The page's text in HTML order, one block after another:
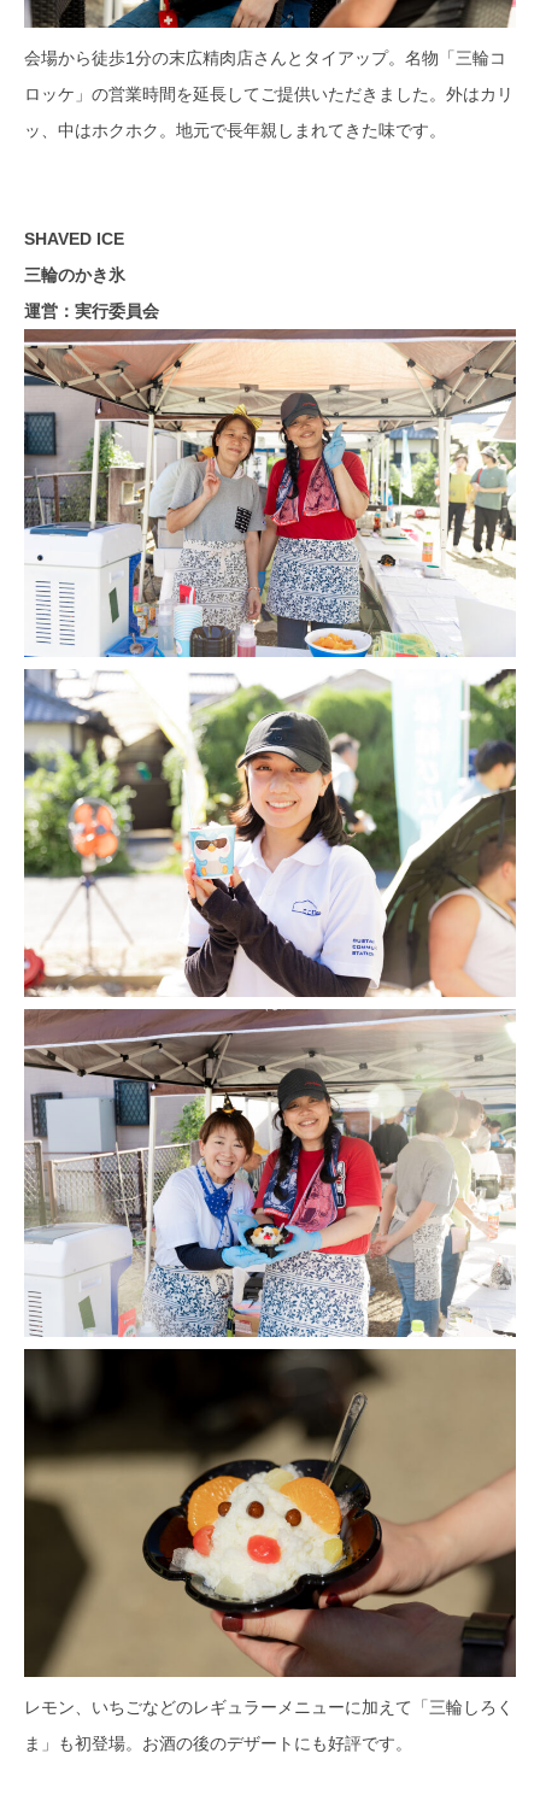
会場から徒歩1分の末広精肉店さんとタイアップ。名物「三輪コ
ロッケ」の営業時間を延長してご提供いただきました。外はカリ
ッ、中はホクホク。地元で長年親しまれてきた味です。
SHAVED ICE
三輪のかき氷
運営：実行委員会
レモン、いちごなどのレギュラーメニューに加えて「三輪しろく
ま」も初登場。お酒の後のデザートにも好評です。